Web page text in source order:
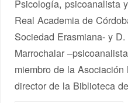
Psicología, psicoanalista
Real Academia de
Sociedad Erasmiana- y
Marrochalar
miembro de la
director de la Biblioteca